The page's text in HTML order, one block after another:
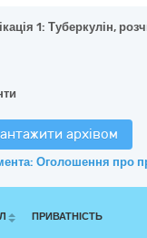
1: Туберкулін,
архівом
Оголошення про
ПРИВАТНІСТЬ